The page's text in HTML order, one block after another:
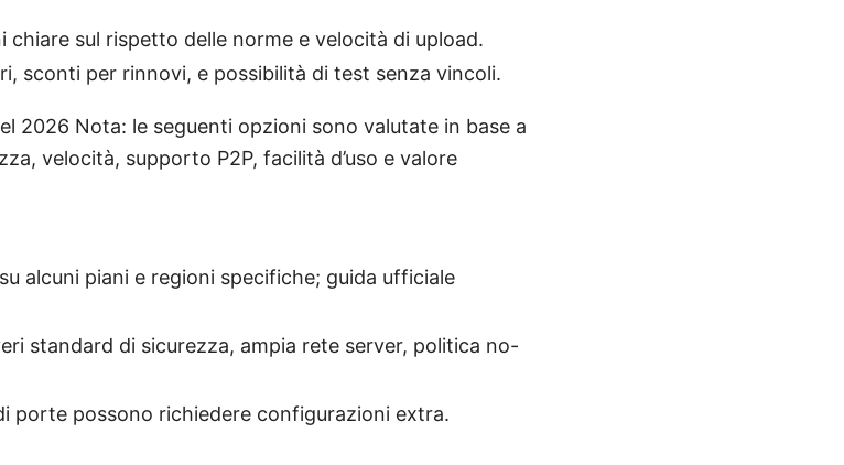
sul rispetto delle norme e velocità di upload.
sconti per rinnovi, e possibilità di test senza vincoli.
2026 Nota: le seguenti opzioni sono valutate in base a
velocità, supporto P2P, facilità d’uso e valore
alcuni piani e regioni specifiche; guida ufficiale
standard di sicurezza, ampia rete server, politica no-
porte possono richiedere configurazioni extra.